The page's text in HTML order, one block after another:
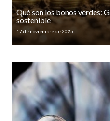
Qué son los bonos verdes:
sostenible
17 de noviembre de 2025